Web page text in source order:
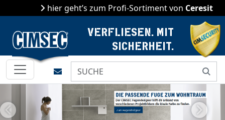
hier geht’s zum Profi-Sortiment von Ceresit
VERFLIESEN. MIT
SICHERHEIT.
Kontakt
Previous Next